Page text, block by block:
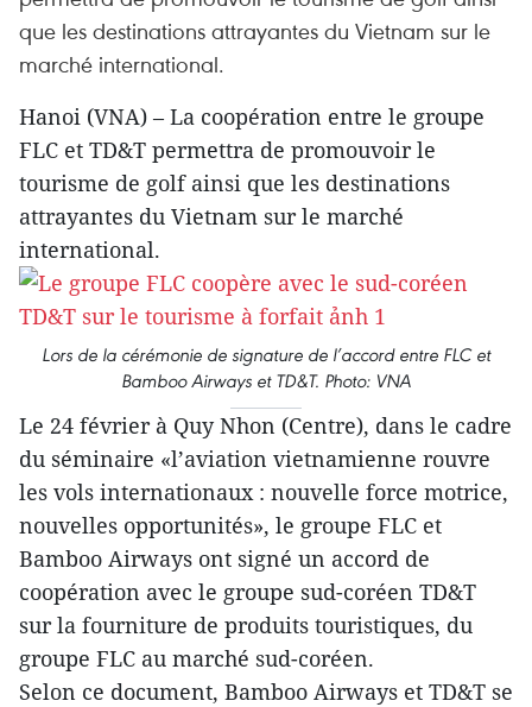
que les destinations attrayantes du Vietnam sur le
marché international.
Hanoi (VNA) – La coopération entre le groupe
FLC et TD&T permettra de promouvoir le
tourisme de golf ainsi que les destinations
attrayantes du Vietnam sur le marché
international.
Lors de la cérémonie de signature de l’accord entre FLC et
Bamboo Airways et TD&T. Photo: VNA
Le 24 février à Quy Nhon (Centre), dans le cadre
du séminaire «l’aviation vietnamienne rouvre
les vols internationaux : nouvelle force motrice,
nouvelles opportunités», le groupe FLC et
Bamboo Airways ont signé un accord de
coopération avec le groupe sud-coréen TD&T
sur la fourniture de produits touristiques, du
groupe FLC au marché sud-coréen.
Selon ce document, Bamboo Airways et TD&T se